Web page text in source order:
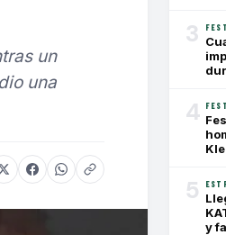
un
una
3
4
5
y